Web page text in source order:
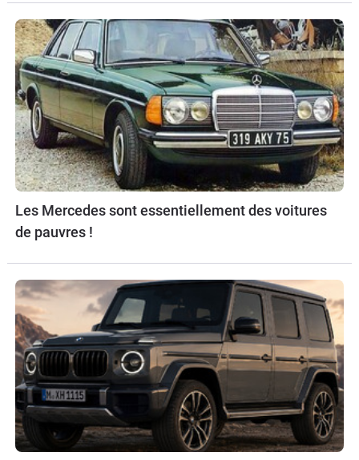
Les Mercedes sont essentiellement des voitures
de pauvres !